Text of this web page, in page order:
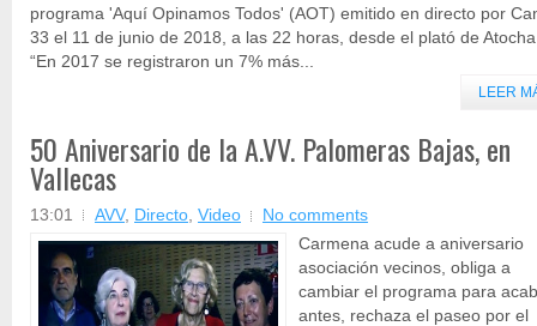
programa 'Aquí Opinamos Todos' (AOT) emitido en directo por
33 el 11 de junio de 2018, a las 22 horas, desde el plató de
“En 2017 se registraron un 7% más...
LEER
50 Aniversario de la A.VV. Palomeras Bajas, en
Vallecas
13:01 AVV, Directo, Video
No comments
Carmena acude a aniversario
asociación vecinos, obliga a
cambiar el programa para
antes, rechaza el paseo por el